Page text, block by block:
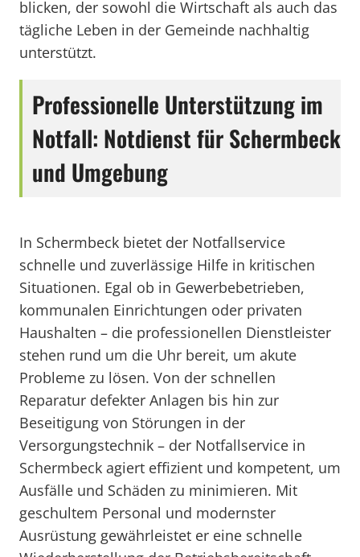
blicken, der sowohl die Wirtschaft als auch das
tägliche Leben in der Gemeinde nachhaltig
unterstützt.
Professionelle Unterstützung im
Notfall: Notdienst für Schermbeck
und Umgebung
In Schermbeck bietet der Notfallservice
schnelle und zuverlässige Hilfe in kritischen
Situationen. Egal ob in Gewerbebetrieben,
kommunalen Einrichtungen oder privaten
Haushalten – die professionellen Dienstleister
stehen rund um die Uhr bereit, um akute
Probleme zu lösen. Von der schnellen
Reparatur defekter Anlagen bis hin zur
Beseitigung von Störungen in der
Versorgungstechnik – der Notfallservice in
Schermbeck agiert effizient und kompetent, um
Ausfälle und Schäden zu minimieren. Mit
geschultem Personal und modernster
Ausrüstung gewährleistet er eine schnelle